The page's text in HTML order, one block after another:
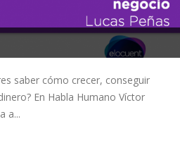
saber cómo crecer, conseguir
En Habla Humano Víctor
a...